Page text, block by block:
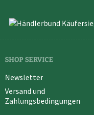
SHOP SERVICE
Newsletter
Versand und
Zahlungsbedingungen